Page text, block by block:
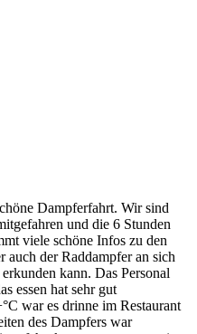
Dampferfahrt. Wir sind
und die 6 Stunden
viele schöne Infos zu den
auch der Raddampfer an sich
kann. Das Personal
essen hat sehr gut
war es drinne im Restaurant
des Dampfers war